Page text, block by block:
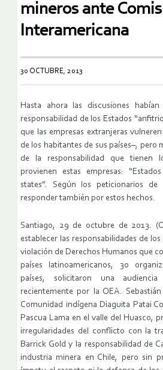
mineros ante
Interamericana
30 OCTUBRE, 2013
Hasta ahora las discusiones
responsabilidad de los Estados
que las empresas extranjeras
de los habitantes de sus países–, pero
de la responsabilidad que tienen
provienen estas empresas:
states”. Según los peticionarios de
responder también por estos hechos.
Santiago, 29 de octubre de 2013.
establecer las responsabilidades de
violación de Derechos Humanos que
países latinoamericanos, 30
países, solicitaron una
recientemente por la OEA.
Comunidad indígena Diaguita Patai
Pascua Lama en el valle del Huasco,
irregularidades del conflicto con la
Barrick Gold y la responsabilidad de
industria minera en Chile, pero sin